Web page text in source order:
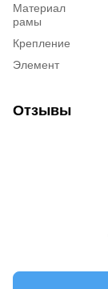
Материал
рамы
Крепление
Элемент
Отзывы